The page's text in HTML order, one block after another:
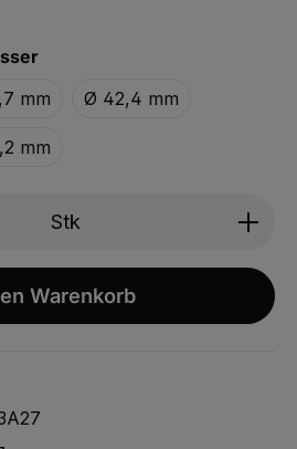
auswählen
mm Ø 42,4 mm
mm
Gib den
Stk
Warenkorb